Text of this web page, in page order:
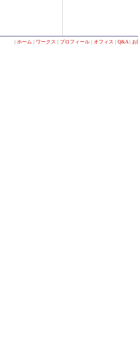
| ホーム | ワークス | プロフィール| オフィス | Q&A|